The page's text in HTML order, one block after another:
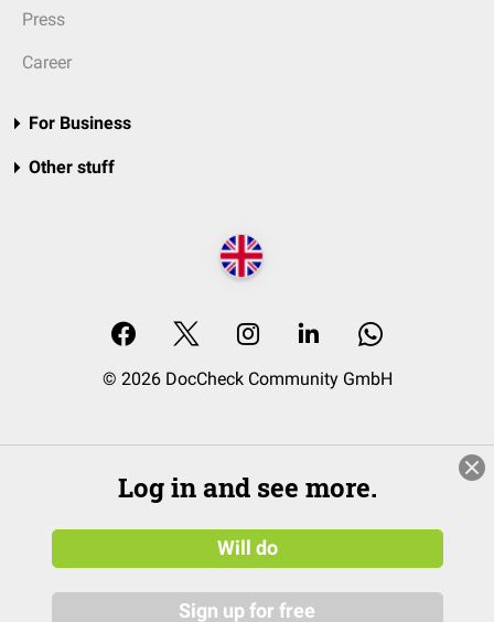
Press
Career
For Business
Other stuff
© 2026 DocCheck Community GmbH
Log in and see more.
Will do
Sign up for free